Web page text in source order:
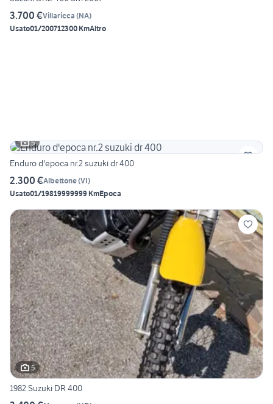
3.700 €Villaricca (NA)
Usato01/200712300 KmAltro
5
Enduro d'epoca nr.2 suzuki dr 400
2.300 €Albettone(VI)
Usato01/19819999999 KmEpoca
5
1982 Suzuki DR 400